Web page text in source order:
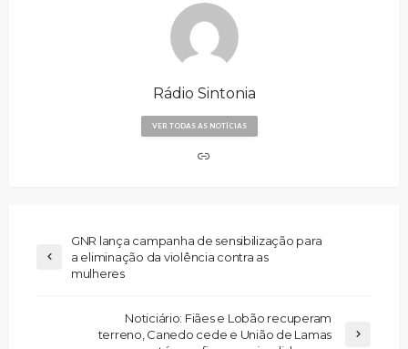
Rádio Sintonia
VER TODAS AS NOTÍCIAS
GNR lança campanha de sensibilização para
a eliminação da violência contra as
mulheres
Noticiário: Fiães e Lobão recuperam
terreno, Canedo cede e União de Lamas